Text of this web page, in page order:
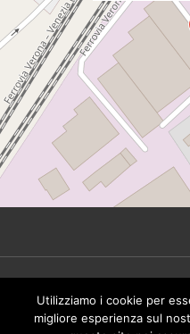
IT02492930249 - Privacy
Utilizziamo i cookie per
migliore esperienza sul